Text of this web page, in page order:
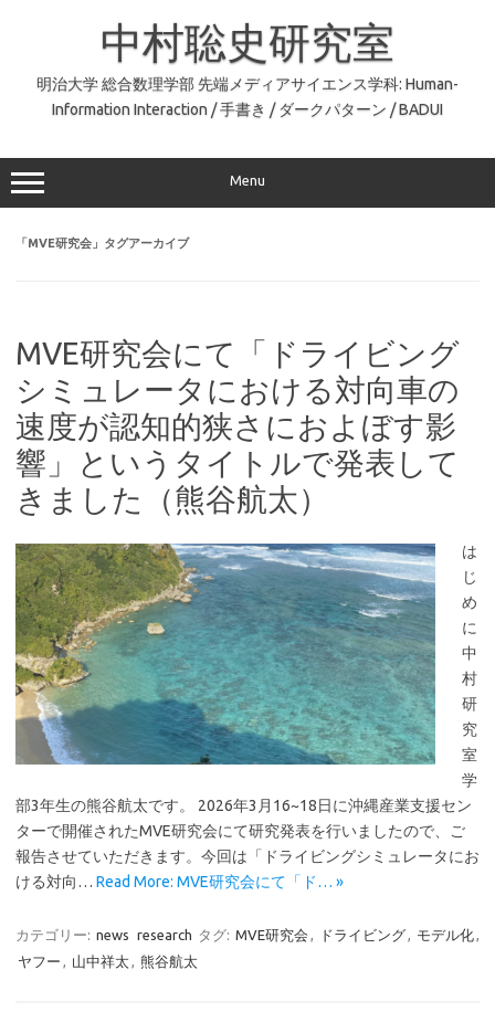
中村聡史研究室
明治大学 総合数理学部 先端メディアサイエンス学科: Human-
Information Interaction / 手書き / ダークパターン / BADUI
Menu
「MVE研究会 」タグアーカイブ
MVE研究会にて「ドライビング
シミュレータにおける対向車の
速度が認知的狭さにおよぼす影
響」というタイトルで発表して
きました（熊谷航太）
は
じ
め
に
中
村
研
究
室
学
部3年生の熊谷航太です。 2026年3月16~18日に沖縄産業支援セン
ターで開催されたMVE研究会にて研究発表を行いましたので、ご
報告させていただきます。今回は「ドライビングシミュレータにお
ける対向… Read More: MVE研究会にて「ド… »
カテゴリー: news research タグ: MVE研究会 , ドライビング, モデル化,
ヤフー , 山中祥太, 熊谷航太